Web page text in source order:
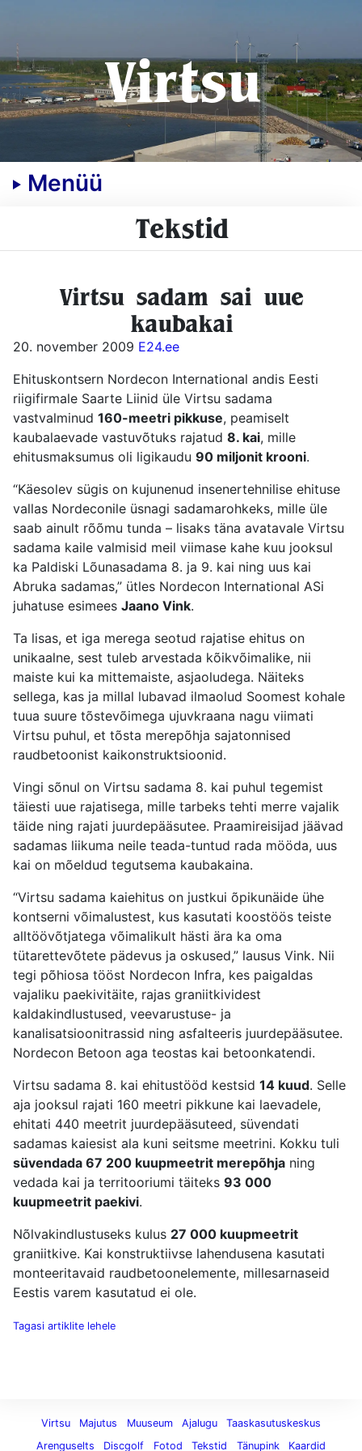
Virtsu
Menüü
Tekstid
Virtsu sadam sai uue
kaubakai
20. november 2009 E24.ee
Ehituskontsern Nordecon International andis Eesti
riigifirmale Saarte Liinid üle Virtsu sadama
vastvalminud 160-meetri pikkuse, peamiselt
kaubalaevade vastuvõtuks rajatud 8. kai, mille
ehitusmaksumus oli ligikaudu 90 miljonit krooni.
“Käesolev sügis on kujunenud insenertehnilise ehituse
vallas Nordeconile üsnagi sadamarohkeks, mille üle
saab ainult rõõmu tunda – lisaks täna avatavale Virtsu
sadama kaile valmisid meil viimase kahe kuu jooksul
ka Paldiski Lõunasadama 8. ja 9. kai ning uus kai
Abruka sadamas,” ütles Nordecon International ASi
juhatuse esimees Jaano Vink.
Ta lisas, et iga merega seotud rajatise ehitus on
unikaalne, sest tuleb arvestada kõikvõimalike, nii
maiste kui ka mittemaiste, asjaoludega. Näiteks
sellega, kas ja millal lubavad ilmaolud Soomest kohale
tuua suure tõstevõimega ujuvkraana nagu viimati
Virtsu puhul, et tõsta merepõhja sajatonnised
raudbetoonist kaikonstruktsioonid.
Vingi sõnul on Virtsu sadama 8. kai puhul tegemist
täiesti uue rajatisega, mille tarbeks tehti merre vajalik
täide ning rajati juurdepääsutee. Praamireisijad jäävad
sadamas liikuma neile teada-tuntud rada mööda, uus
kai on mõeldud tegutsema kaubakaina.
“Virtsu sadama kaiehitus on justkui õpikunäide ühe
kontserni võimalustest, kus kasutati koostöös teiste
alltöövõtjatega võimalikult hästi ära ka oma
tütarettevõtete pädevus ja oskused,” lausus Vink. Nii
tegi põhiosa tööst Nordecon Infra, kes paigaldas
vajaliku paekivitäite, rajas graniitkividest
kaldakindlustused, veevarustuse- ja
kanalisatsioonitrassid ning asfalteeris juurdepääsutee.
Nordecon Betoon aga teostas kai betoonkatendi.
Virtsu sadama 8. kai ehitustööd kestsid 14 kuud. Selle
aja jooksul rajati 160 meetri pikkune kai laevadele,
ehitati 440 meetrit juurdepääsuteed, süvendati
sadamas kaiesist ala kuni seitsme meetrini. Kokku tuli
süvendada 67 200 kuupmeetrit merepõhja ning
vedada kai ja territooriumi täiteks 93 000
kuupmeetrit paekivi.
Nõlvakindlustuseks kulus 27 000 kuupmeetrit
graniitkive. Kai konstruktiivse lahendusena kasutati
monteeritavaid raudbetoonelemente, millesarnaseid
Eestis varem kasutatud ei ole.
Tagasi artiklite lehele
Virtsu Majutus Muuseum Ajalugu
Taaskasutuskeskus
Arenguselts
Discgolf Fotod Tekstid Tänupink Kaardid